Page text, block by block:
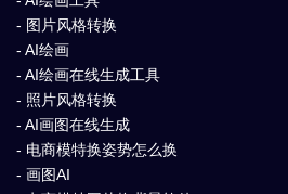
- 图片风格转换
- AI绘画
- AI绘画在线生成工具
- 照片风格转换
- AI画图在线生成
- 电商模特换姿势怎么换
- 画图AI